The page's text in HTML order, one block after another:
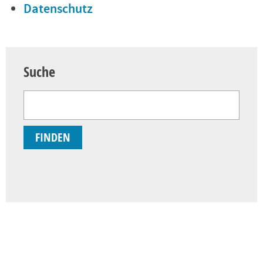
Datenschutz
Suche